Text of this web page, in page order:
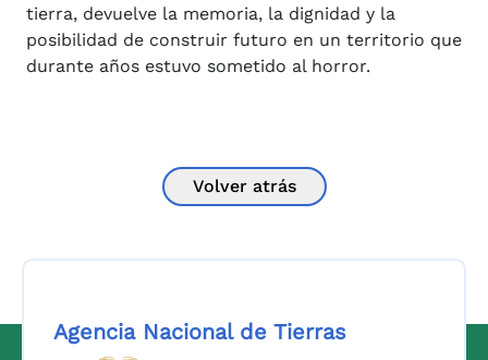
tierra, devuelve la memoria, la dignidad y la
posibilidad de construir futuro en un territorio que
durante años estuvo sometido al horror.
Volver atrás
Agencia Nacional de Tierras